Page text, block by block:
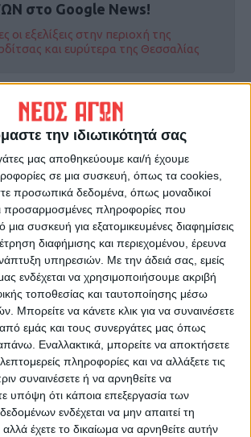
την ιδιωτικότητά σας
μας αποθηκεύουμε και/ή έχουμε
σε μια συσκευή, όπως τα cookies,
προσωπικά δεδομένα, όπως μοναδικοί
προσαρμοσμένες πληροφορίες που
συσκευή για εξατομικευμένες διαφημίσεις
διαφήμισης και περιεχομένου, έρευνα
υπηρεσιών. Με την άδειά σας, εμείς
ενδέχεται να χρησιμοποιήσουμε ακριβή
τοποθεσίας και ταυτοποίησης μέσω
να κάνετε κλικ για να συναινέσετε
εμάς και τους συνεργάτες μας όπως
Εναλλακτικά, μπορείτε να αποκτήσετε
πληροφορίες και να αλλάξετε τις
συναινέσετε ή να αρνηθείτε να
υπόψη ότι κάποια επεξεργασία των
ενδέχεται να μην απαιτεί τη
έχετε το δικαίωμα να αρνηθείτε αυτήν
στο Google News!
οι εξελίξεις στην περιοχή της
και ευρύτερα της Θεσσαλίας
28/5/2022
Ξεκίνησε η συγκομιδή
ροδάκινων στον Τύρναβο, τα
κεράσια έπεσαν στα 1,20 στην
Αγιά
ΝΕΟΣ ΑΓΩΝ
https://neosagon.gr
Πρωινή Εφημερίδα της Καρδίτσας